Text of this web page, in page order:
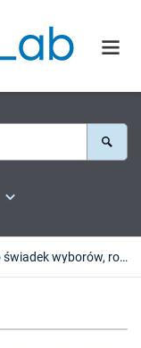
Nowożytny sztambuch jako świadek wyborów, rozterek i ... wędrówki